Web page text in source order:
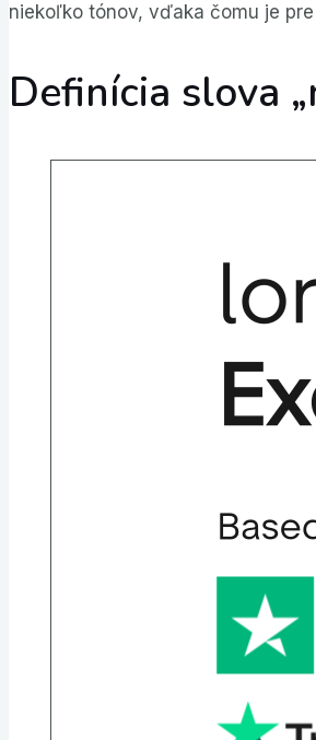
niekoľko tónov, vďaka čomu je
Definícia slova